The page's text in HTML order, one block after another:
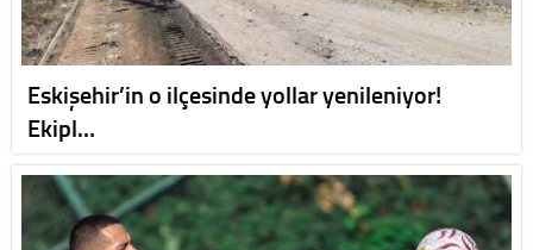
Eskişehir’in o ilçesinde yollar yenileniyor!
Ekipl…